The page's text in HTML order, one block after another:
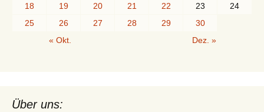
18
19 20 21 22 23
24
25
26 27 28 29
30
« Okt.
Dez. »
Über uns: